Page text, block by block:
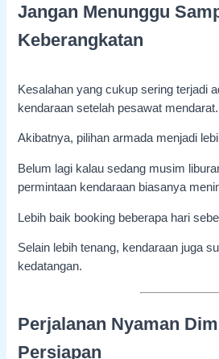
Jangan Menunggu
Keberangkatan
Kesalahan yang cukup sering terjadi
kendaraan setelah pesawat mendarat.
Akibatnya, pilihan armada menjadi
Belum lagi kalau sedang musim
permintaan kendaraan biasanya
Lebih baik booking beberapa hari
Selain lebih tenang, kendaraan juga
kedatangan.
Perjalanan Nyaman
Persiapan